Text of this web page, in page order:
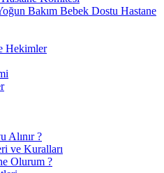
Bakım Bebek Dostu Hastane
Hekimler
Alınır ?
ve Kuralları
Olurum ?